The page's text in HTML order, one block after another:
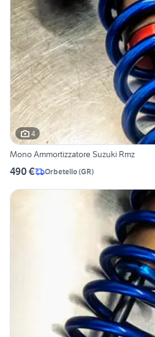
4
Mono Ammortizzatore Suzuki Rmz
490 € Orbetello(GR)